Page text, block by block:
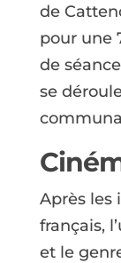
de
pour une
de
se
Après les
français,
et le